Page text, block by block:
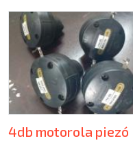
SZOLGÁLTATÁSOK
ÚJ TERMÉKEK
4db motorola piezó